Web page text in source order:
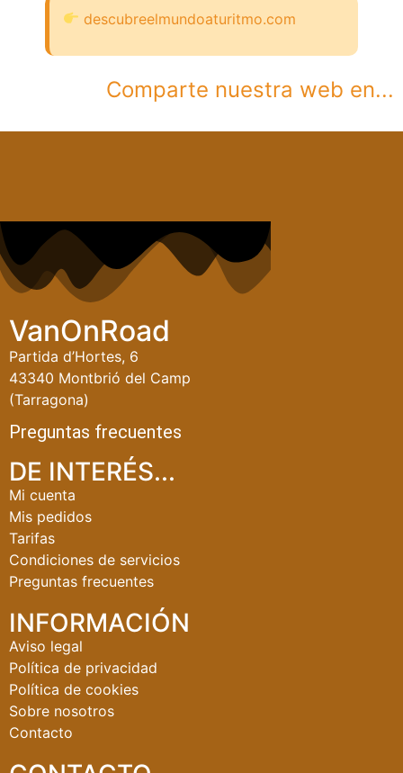
descubreelmundoaturitmo.com
Comparte nuestra web en...
VanOnRoad
Partida d’Hortes, 6
43340 Montbrió del Camp
(Tarragona)
Preguntas frecuentes
DE INTERÉS...
Mi cuenta
Mis pedidos
Tarifas
Condiciones de servicios
Preguntas frecuentes
INFORMACIÓN
Aviso legal
Política de privacidad
Política de cookies
Sobre nosotros
Contacto